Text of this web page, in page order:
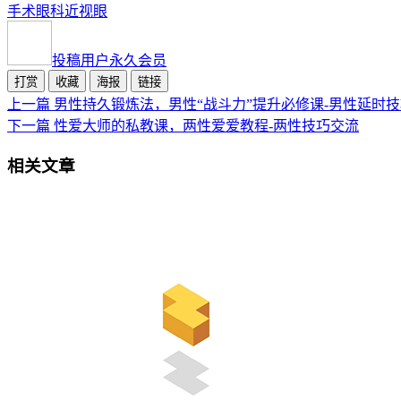
手术眼科近视眼
投稿用户永久会员
打赏 收藏 海报 链接
上一篇 男性持久锻炼法，男性“战斗力”提升必修课-男性延时
下一篇 性爱大师的私教课，两性爱爱教程-两性技巧交流
相关文章